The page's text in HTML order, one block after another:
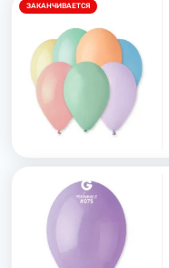
ЗАКАНЧИВАЕТСЯ